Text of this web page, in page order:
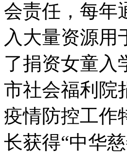
会责任，每年
入大量资源用
了捐资女童入
市社会福利院
疫情防控工作
长获得“中华慈